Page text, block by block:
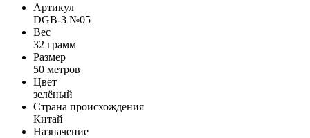
Артикул
DGB-3 №05
Вес
32 грамм
Размер
50 метров
Цвет
зелёный
Страна происхождения
Китай
Назначение